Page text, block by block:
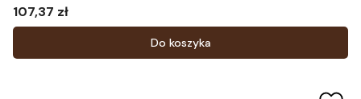
Cena
107,37 zł
Do koszyka